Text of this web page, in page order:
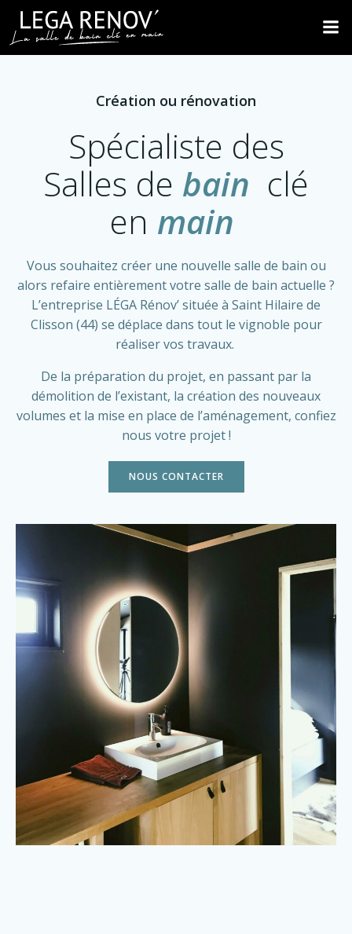
Création ou rénovation
Spécialiste des
Salles de bain clé
en main
Vous souhaitez créer une nouvelle salle de bain ou
alors refaire entièrement votre salle de bain actuelle ?
L’entreprise LÉGA Rénov’ située à Saint Hilaire de
Clisson (44) se déplace dans tout le vignoble pour
réaliser vos travaux.
De la préparation du projet, en passant par la
démolition de l’existant, la création des nouveaux
volumes et la mise en place de l’aménagement, confiez
nous votre projet !
NOUS CONTACTER